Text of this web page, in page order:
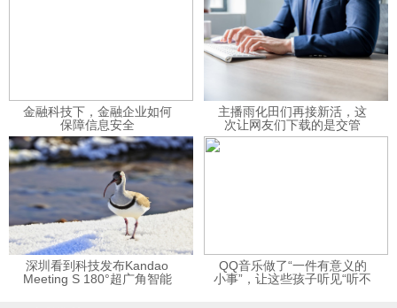
金融科技下，金融企业如何
保障信息安全
主播雨化田们再接新活，这
次让网友们下载的是交管
12123APP
深圳看到科技发布Kandao
Meeting S 180°超广角智能
QQ音乐做了“一件有意义的
小事”，让这些孩子听见“听不